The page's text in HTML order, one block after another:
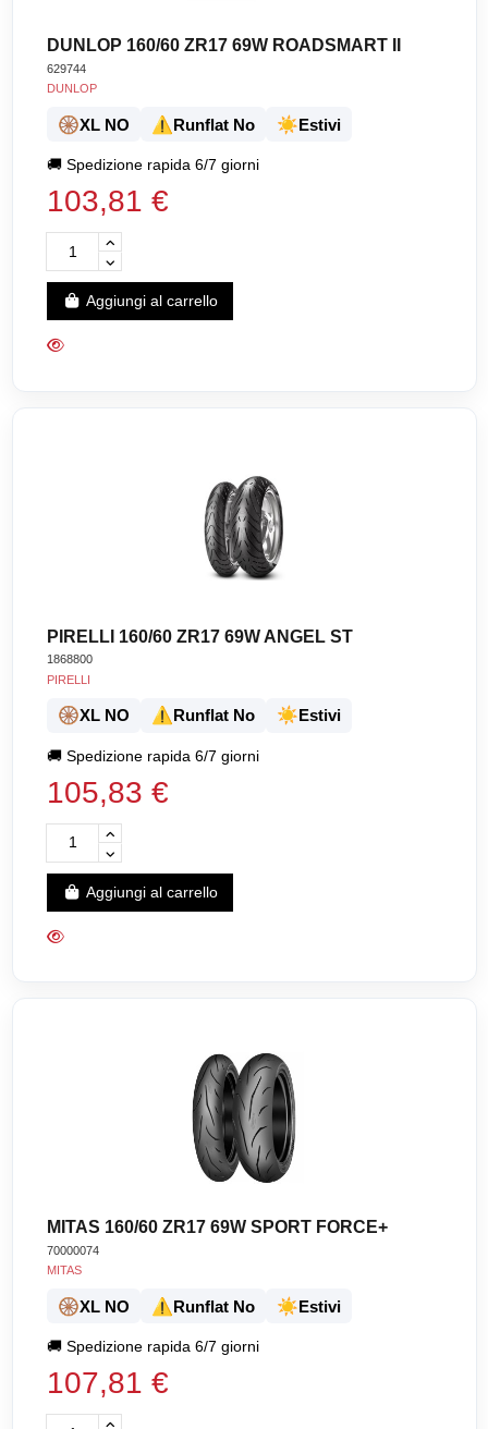
DUNLOP 160/60 ZR17 69W ROADSMART II
629744
DUNLOP
🛞XL NO ⚠️Runflat No ☀️Estivi
🚚Spedizione rapida 6/7 giorni
103,81 €
Aggiungi al carrello
PIRELLI 160/60 ZR17 69W ANGEL ST
1868800
PIRELLI
🛞XL NO ⚠️Runflat No ☀️Estivi
🚚Spedizione rapida 6/7 giorni
105,83 €
Aggiungi al carrello
MITAS 160/60 ZR17 69W SPORT FORCE+
70000074
MITAS
🛞XL NO ⚠️Runflat No ☀️Estivi
🚚Spedizione rapida 6/7 giorni
107,81 €